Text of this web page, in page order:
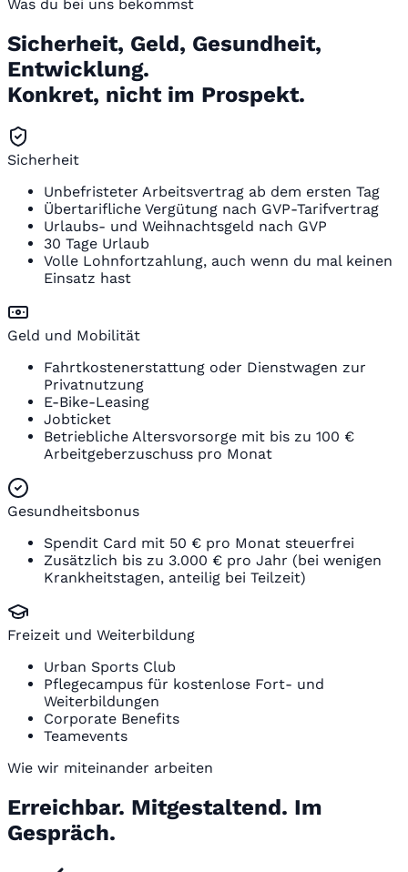
Was du bei uns bekommst
Sicherheit, Geld, Gesundheit,
Entwicklung.
Konkret, nicht im Prospekt.
Sicherheit
Unbefristeter Arbeitsvertrag ab dem ersten Tag
Übertarifliche Vergütung nach GVP-Tarifvertrag
Urlaubs- und Weihnachtsgeld nach GVP
30 Tage Urlaub
Volle Lohnfortzahlung, auch wenn du mal keinen
Einsatz hast
Geld und Mobilität
Fahrtkostenerstattung oder Dienstwagen zur
Privatnutzung
E-Bike-Leasing
Jobticket
Betriebliche Altersvorsorge mit bis zu 100 €
Arbeitgeberzuschuss pro Monat
Gesundheitsbonus
Spendit Card mit 50 € pro Monat steuerfrei
Zusätzlich bis zu 3.000 € pro Jahr (bei wenigen
Krankheitstagen, anteilig bei Teilzeit)
Freizeit und Weiterbildung
Urban Sports Club
Pflegecampus für kostenlose Fort- und
Weiterbildungen
Corporate Benefits
Teamevents
Wie wir miteinander arbeiten
Erreichbar. Mitgestaltend. Im
Gespräch.